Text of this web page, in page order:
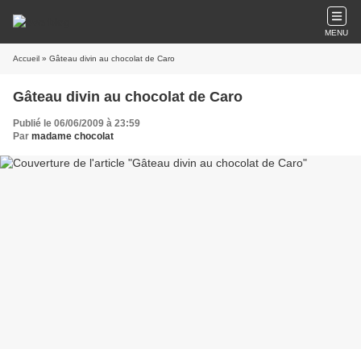
MENU
Accueil » Gâteau divin au chocolat de Caro
Gâteau divin au chocolat de Caro
Publié le 06/06/2009 à 23:59
Par madame chocolat